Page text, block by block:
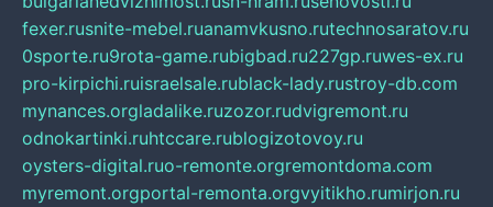
fexer.rusnite-mebel.ruanamvkusno.rutechnosaratov.ru
0sporte.ru9rota-game.rubigbad.ru227gp.ruwes-ex.ru
pro-kirpichi.ruisraelsale.rublack-lady.rustroy-db.com
mynances.orgladalike.ruzozor.rudvigremont.ru
odnokartinki.ruhtccare.rublogizotovoy.ru
oysters-digital.ruo-remonte.orgremontdoma.com
myremont.orgportal-remonta.orgvyitikho.rumirjon.ru